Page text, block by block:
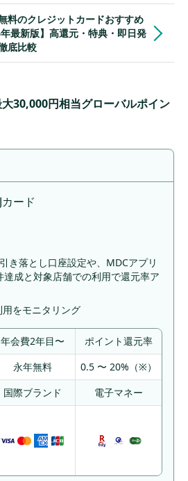
上の利用でさら
に12,000ポイン
ト
座を設定すると
当
①新規入会＆ス
解説プランで最
大18,000円相当
24,000
永年無料
ック
②Amazon利用
20%キャッシュ
バック
③J-POINTパー
ック
時申し込みで40
料のクレジットカードおすすめ
年最新版】高還元・特典・即日発
底比較
30,000円相当グローバルポイン
き落とし口座設定や、MDCアプリ
成と対象店舗での利用で還元率ア
をモニタリング
年会費2年目〜
ポイント還元率
永年無料
0.5 〜 20%（※）
国際ブランド 電子マネー